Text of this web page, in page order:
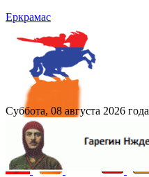
Еркрамас
Суббота, 08 августа 2026 года